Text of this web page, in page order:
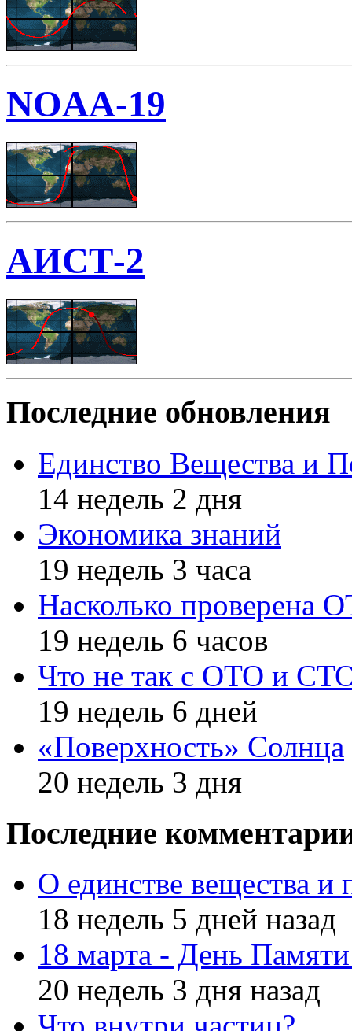
NOAA-19
АИСТ-2
Последние обновления
Единство Вещества и
14 недель 2 дня
Экономика знаний
19 недель 3 часа
Насколько проверена
19 недель 6 часов
Что не так с ОТО и
19 недель 6 дней
«Поверхность» Солнца
20 недель 3 дня
Последние
О единстве вещества и
18 недель 5 дней назад
18 марта - День
20 недель 3 дня назад